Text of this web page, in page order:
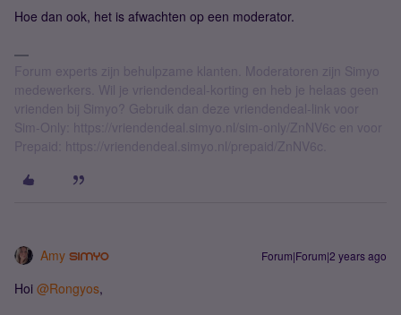
Hoe dan ook, het is afwachten op een moderator.
Forum experts zijn behulpzame klanten. Moderatoren zijn Simyo
medewerkers. Wil je vriendendeal-korting en heb je helaas geen
vrienden bij Simyo? Gebruik dan deze vriendendeal-link voor
Sim-Only: https://vriendendeal.simyo.nl/sim-only/ZnNV6c en voor
Prepaid: https://vriendendeal.simyo.nl/prepaid/ZnNV6c.
Amy Forum|Forum|2 years ago
Hoi @Rongyos,